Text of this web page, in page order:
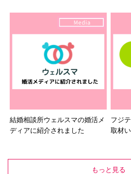
結婚相談所ウェルスマの婚活メ
ディアに紹介されました
フジ
取材
もっと見る